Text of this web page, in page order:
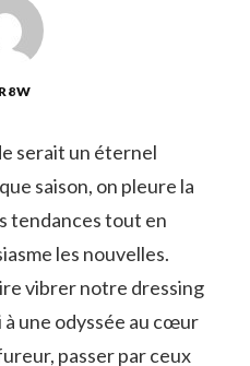
serait un éternel
saison, on pleure la
tendances tout en
les nouvelles.
vibrer notre dressing
une odyssée au cœur
passer par ceux